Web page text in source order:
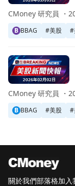
B BBAG #美股 #
CMoney 研究員 ・
前往JPMorgan
B BBAG #美股 #
CMoney 研究員 ・
關於我們部落格加入